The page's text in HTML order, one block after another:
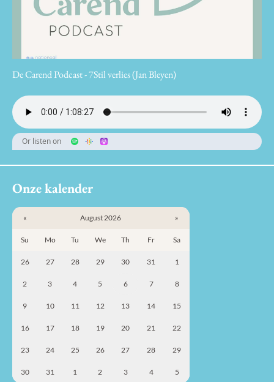
De Carend Podcast - 7Stil verlies (Jan Bleyen)
Or listen on
Onze kalender
« August 2026 »
Su Mo Tu We Th Fr Sa
26 27 28 29 30 31 1
2 3 4 5 6 7 8
9 10 11 12 13 14 15
16 17 18 19 20 21 22
23 24 25 26 27 28 29
30 31 1 2 3 4 5